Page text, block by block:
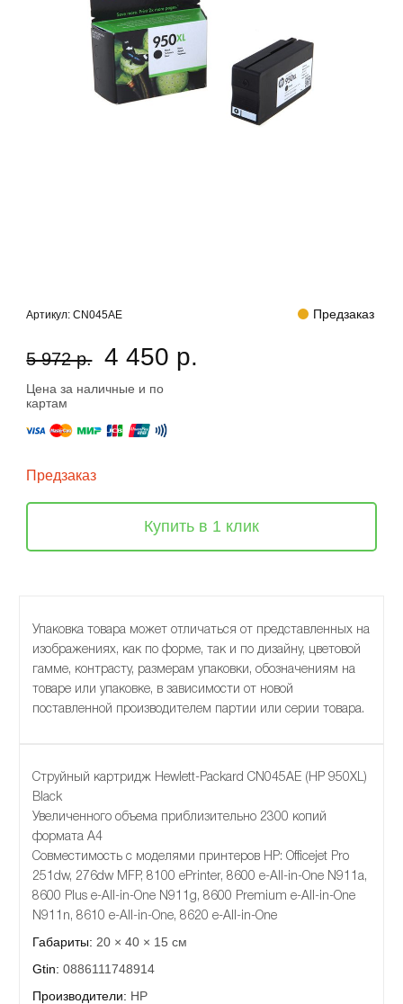
Артикул:CN045AE Предзаказ
5 972 р. 4 450 р.
Цена за наличные и по
картам
Предзаказ
Купить в 1 клик
Упаковка товара может отличаться от представленных на
изображениях, как по форме, так и по дизайну, цветовой
гамме, контрасту, размерам упаковки, обозначениям на
товаре или упаковке, в зависимости от новой
поставленной производителем партии или серии товара.
Струйный картридж Hewlett-Packard CN045AE (HP 950XL)
Black
Увеличенного объема приблизительно 2300 копий
формата А4
Совместимость с моделями принтеров HP: Officejet Pro
251dw, 276dw MFP, 8100 ePrinter, 8600 e-All-in-One N911a,
8600 Plus e-All-in-One N911g, 8600 Premium e-All-in-One
N911n, 8610 e-All-in-One, 8620 e-All-in-One
Габариты: 20 × 40 × 15 см
Gtin: 0886111748914
Производители: HP